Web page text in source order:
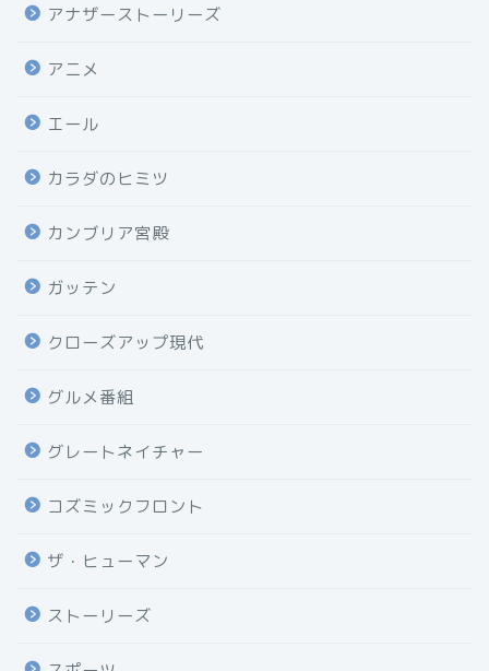
アナザーストーリーズ
アニメ
エール
カラダのヒミツ
カンブリア宮殿
ガッテン
クローズアップ現代
グルメ番組
グレートネイチャー
コズミックフロント
ザ・ヒューマン
ストーリーズ